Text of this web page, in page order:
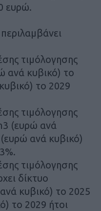
ευρώ.
τιμόλογησης
ανά κυβικό) το
το 2029
τιμόλογησης
3 (ευρώ ανά
ανά κυβικό)
τιμόλογησης
δίκτυο
κυβικό) το 2025
το 2029 ήτοι